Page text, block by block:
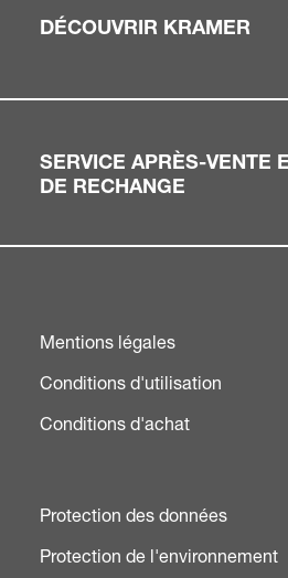
DÉCOUVRIR KRAMER
SERVICE APRÈS-VENTE
DE RECHANGE
Mentions légales
Conditions d'utilisation
Conditions d'achat
Protection des données
Protection de l'environnement